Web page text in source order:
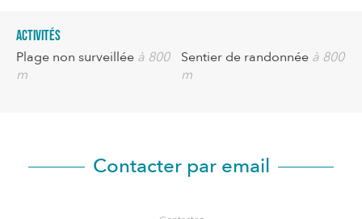
Activités
Plage non surveillée à 800
m
Sentier de randonnée à 800
m
Contacter par email